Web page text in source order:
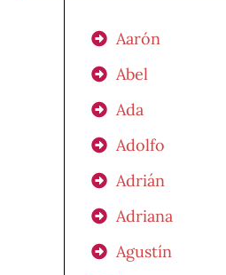
Aarón
Abel
Ada
Adolfo
Adrián
Adriana
Agustín